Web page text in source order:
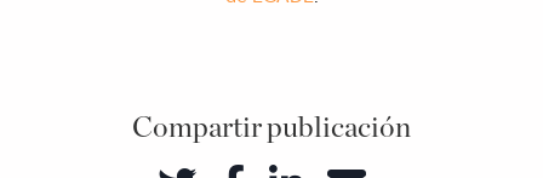
Compartir publicación